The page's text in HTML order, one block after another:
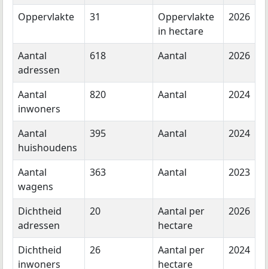
Oppervlakte 31
Oppervlakte
in hectare
2026
Aantal
adressen
618 Aantal 2026
Aantal
inwoners
820 Aantal 2024
Aantal
huishoudens
395 Aantal 2024
Aantal
wagens
363 Aantal 2023
Dichtheid
adressen
20
Aantal per
hectare
2026
Dichtheid
inwoners
26
Aantal per
hectare
2024